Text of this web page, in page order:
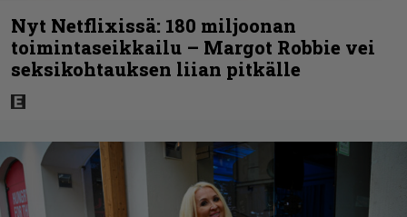
Nyt Netflixissä: 180 miljoonan
toimintaseikkailu – Margot Robbie vei
seksikohtauksen liian pitkälle